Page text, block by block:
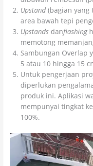
Upstand(bagian yang
area bawah tepi
Upstandsdanflashing
memotong
Sambungan Overlap
5 atau 10 hingga 15
Untuk pengerjaan
diperlukan
produk ini. Aplikasi
mempunyai tingkat
100%.